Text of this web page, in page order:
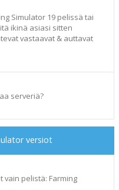
Simulator 19 pelissä tai
ikinä asiasi sitten
vastaavat & auttavat
serveriä?
versiot
vain pelistä: Farming